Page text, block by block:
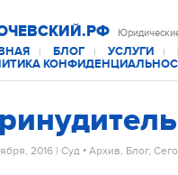
| БЛОГ | УСЛУГИ |
2016 | Суд • Архив, Блог,